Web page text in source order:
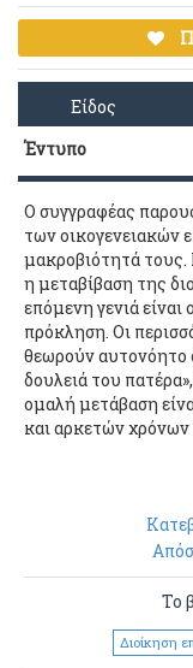
Είδος
Έντυπο
Ο συγγραφέας
των οικογενειακών
μακροβιότητά τους.
η μεταβίβαση της
επόμενη γενιά
πρόκληση. Οι
θεωρούν αυτονόητο
δουλειά του
ομαλή μετάβαση
και αρκετών χρόνων
Το
Διοίκηση